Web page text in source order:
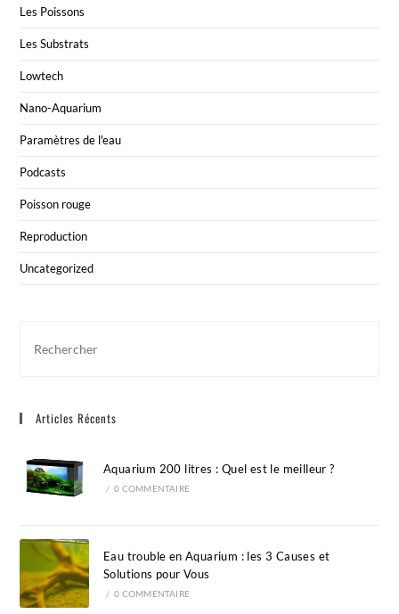
Les Poissons
Les Substrats
Lowtech
Nano-Aquarium
Paramètres de l'eau
Podcasts
Poisson rouge
Reproduction
Uncategorized
Articles Récents
Aquarium 200 litres : Quel est le meilleur ?
/ 0 COMMENTAIRE
Eau trouble en Aquarium : les 3 Causes et
Solutions pour Vous
/ 0 COMMENTAIRE